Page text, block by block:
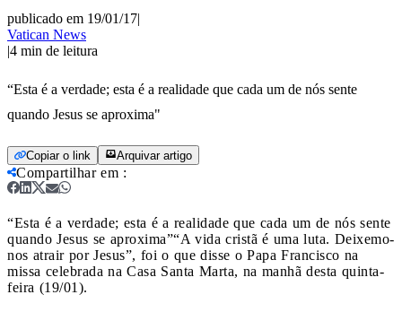
publicado em 19/01/17|
Vatican News
|4 min de leitura
“Esta é a verdade; esta é a realidade que cada um de nós sente
quando Jesus se aproxima"
Copiar o link Arquivar artigo
Compartilhar em :
“Esta é a verdade; esta é a realidade que cada um de nós sente
quando Jesus se aproxima”“A vida cristã é uma luta. Deixemo-
nos atrair por Jesus”, foi o que disse o Papa Francisco na
missa celebrada na Casa Santa Marta, na manhã desta quinta-
feira (19/01).